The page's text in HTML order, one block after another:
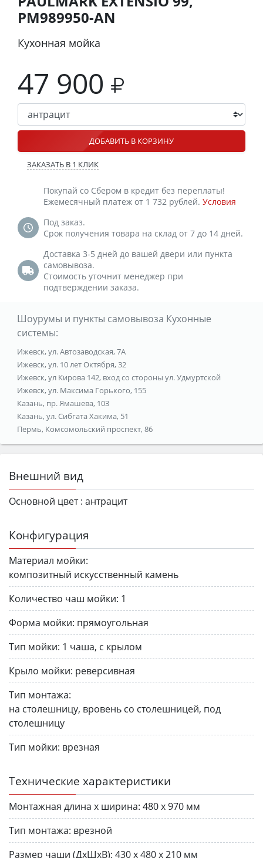
PM989950-AN
Кухонная мойка
47 900
ДОБАВИТЬ В КОРЗИНУ
ЗАКАЗАТЬ В 1 КЛИК
Покупай со Сбером в кредит без переплаты!
Ежемесячный платеж от 1 732 рублей. Условия
Под заказ.
Срок получения товара на склад от 7 до 14 дней.
Доставка 3-5 дней до вашей двери или пункта
самовывоза.
Стоимость уточнит менеджер при
подтверждении заказа.
Шоурумы и пункты самовывоза Кухонные
системы:
Ижевск, ул. Автозаводская, 7А
Ижевск, ул. 10 лет Октября, 32
Ижевск, ул Кирова 142, вход со стороны ул. Удмуртской
Ижевск, ул. Максима Горького, 155
Казань, пр. Ямашева, 103
Казань, ул. Сибгата Хакима, 51
Пермь, Комсомольский проспект, 86
Внешний вид
Основной цвет : антрацит
Конфигурация
Материал мойки:
композитный искусственный камень
Количество чаш мойки: 1
Форма мойки: прямоугольная
Тип мойки: 1 чаша, с крылом
Крыло мойки: реверсивная
Тип монтажа:
на столешницу, вровень со столешницей, под
столешницу
Тип мойки: врезная
Технические характеристики
Монтажная длина х ширина: 480 х 970 мм
Тип монтажа: врезной
Размер чаши (ДхШхВ): 430 х 480 х 210 мм